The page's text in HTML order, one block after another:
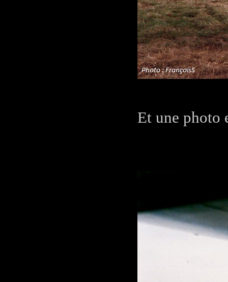
Et une photo